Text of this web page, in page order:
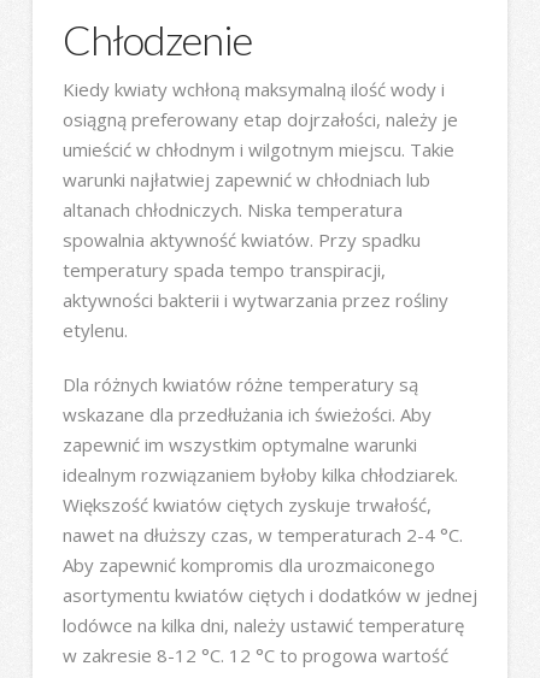
Chłodzenie
Kiedy kwiaty wchłoną maksymalną ilość wody i
osiągną preferowany etap dojrzałości, należy je
umieścić w chłodnym i wilgotnym miejscu. Takie
warunki najłatwiej zapewnić w chłodniach lub
altanach chłodniczych. Niska temperatura
spowalnia aktywność kwiatów. Przy spadku
temperatury spada tempo transpiracji,
aktywności bakterii i wytwarzania przez rośliny
etylenu.
Dla różnych kwiatów różne temperatury są
wskazane dla przedłużania ich świeżości. Aby
zapewnić im wszystkim optymalne warunki
idealnym rozwiązaniem byłoby kilka chłodziarek.
Większość kwiatów ciętych zyskuje trwałość,
nawet na dłuższy czas, w temperaturach 2-4 °C.
Aby zapewnić kompromis dla urozmaiconego
asortymentu kwiatów ciętych i dodatków w jednej
lodówce na kilka dni, należy ustawić temperaturę
w zakresie 8-12 °C. 12 °C to progowa wartość